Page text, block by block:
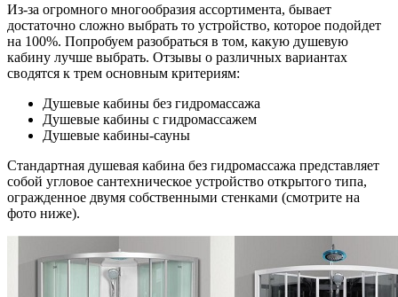
Из-за огромного многообразия ассортимента, бывает
достаточно сложно выбрать то устройство, которое подойдет
на 100%. Попробуем разобраться в том, какую душевую
кабину лучше выбрать. Отзывы о различных вариантах
сводятся к трем основным критериям:
Душевые кабины без гидромассажа
Душевые кабины с гидромассажем
Душевые кабины-сауны
Стандартная душевая кабина без гидромассажа представляет
собой угловое сантехническое устройство открытого типа,
огражденное двумя собственными стенками (смотрите на
фото ниже).